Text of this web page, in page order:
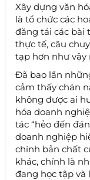
Xây dựng văn
là tổ chức các
đăng tải các bài
thực tế, câu
tạp hơn như vậy
Đã bao lần
cảm thấy chán
không được ai
hóa doanh
tác “hẻo đến
doanh nghiệp
chính bản chất
khác, chính là
đang học tập và